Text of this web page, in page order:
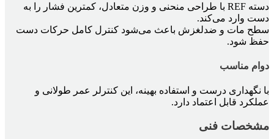
دسته REF با طراحی منحنی و وزن متعادل، کمترین فشار را به
دست وارد می‌کند.
سطح مات و ضدلغزش باعث می‌شود کنترل کامل حرکات دست
حفظ شود.
دوام مناسب
با نگهداری درست و استفاده بهینه، این کنترلر عمر طولانی و
عملکرد قابل اعتماد دارد.
مشخصات فنی